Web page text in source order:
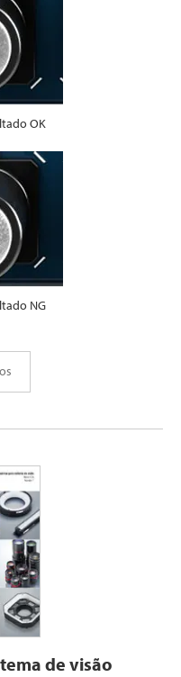
OK
NG
de visão